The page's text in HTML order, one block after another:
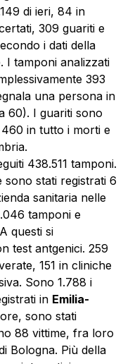
di ieri, 84 in
309 guariti e
i dati della
I tamponi analizzati
393
una persona in
60). I guariti sono
460 in tutto i morti e
438.511 tamponi.
sono stati registrati 6
sanitaria nelle
tamponi e
questi si
test antgenici. 259
151 in cliniche
Sono 1.788 i
in Emilia-
sono stati
88 vittime, fra loro
Bologna. Più della